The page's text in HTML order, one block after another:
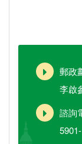
郵
李啟
諮詢